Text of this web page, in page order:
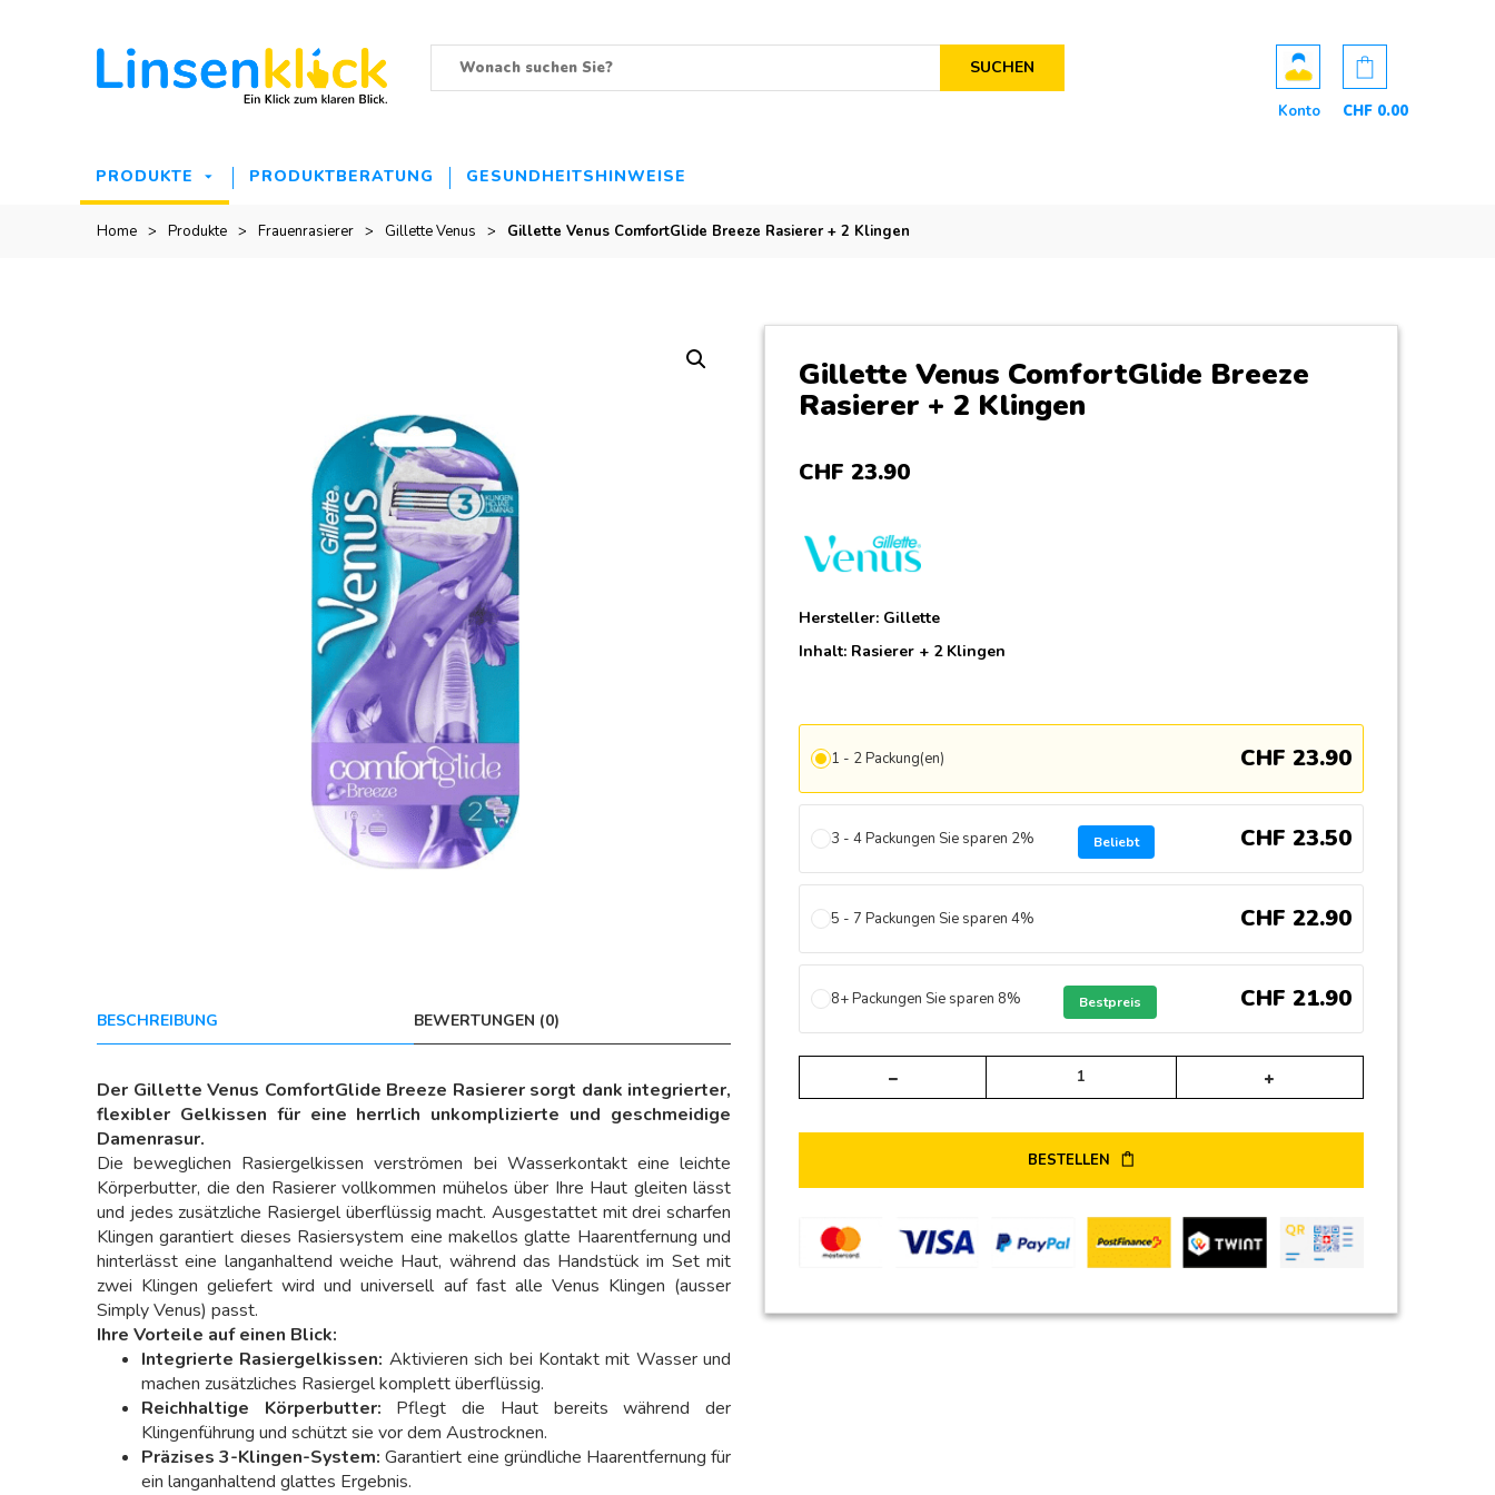
SUCHEN
CHF 0.00
Konto
PRODUKTE PRODUKTBERATUNG GESUNDHEITSHINWEISE
Home > Produkte > Frauenrasierer > Gillette Venus > Gillette Venus ComfortGlide Breeze Rasierer + 2 Klingen
BESCHREIBUNG BEWERTUNGEN (0)
Der Gillette Venus ComfortGlide Breeze Rasierer sorgt dank integrierter,
flexibler Gelkissen für eine herrlich unkomplizierte und geschmeidige
Damenrasur.
Die beweglichen Rasiergelkissen verströmen bei Wasserkontakt eine leichte
Körperbutter, die den Rasierer vollkommen mühelos über Ihre Haut gleiten lässt
und jedes zusätzliche Rasiergel überflüssig macht. Ausgestattet mit drei scharfen
Klingen garantiert dieses Rasiersystem eine makellos glatte Haarentfernung und
hinterlässt eine langanhaltend weiche Haut, während das Handstück im Set mit
zwei Klingen geliefert wird und universell auf fast alle Venus Klingen (ausser
Simply Venus) passt.
Ihre Vorteile auf einen Blick:
Integrierte Rasiergelkissen: Aktivieren sich bei Kontakt mit Wasser und
machen zusätzliches Rasiergel komplett überflüssig.
Reichhaltige Körperbutter: Pflegt die Haut bereits während der
Klingenführung und schützt sie vor dem Austrocknen.
Präzises 3-Klingen-System: Garantiert eine gründliche Haarentfernung für
ein langanhaltend glattes Ergebnis.
Gillette Venus ComfortGlide Breeze
Rasierer + 2 Klingen
CHF 23.90
Hersteller: Gillette
Inhalt: Rasierer + 2 Klingen
1 - 2 Packung(en) CHF 23.90
3 - 4 Packungen Sie sparen 2% Beliebt CHF 23.50
5 - 7 Packungen Sie sparen 4% CHF 22.90
8+ Packungen Sie sparen 8% Bestpreis CHF 21.90
BESTELLEN